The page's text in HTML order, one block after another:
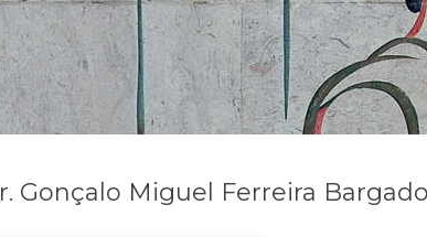
Gonçalo Miguel Ferreira Bargado